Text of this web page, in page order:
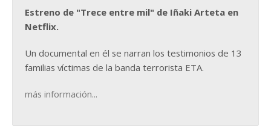
Estreno de "Trece entre mil" de Iñaki Arteta en
Netflix.
Un documental en él se narran los testimonios de 13
familias víctimas de la banda terrorista ETA.
más información...